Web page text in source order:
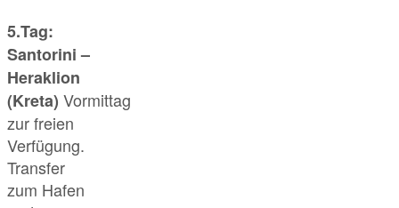
5.Tag:
Santorini –
Heraklion
(Kreta) Vormittag
zur freien
Verfügung.
Transfer
zum Hafen